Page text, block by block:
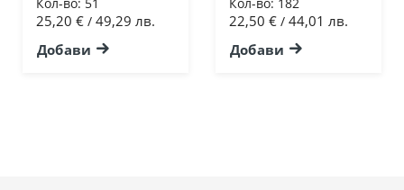
25,20 € / 49,29 лв.
Добави
22,50 € / 44,01 лв.
Добави